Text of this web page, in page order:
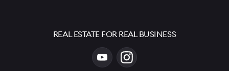
REAL ESTATE FOR REAL BUSINESS